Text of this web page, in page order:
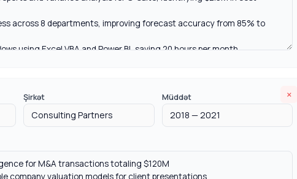
×
Şirkət Müddət